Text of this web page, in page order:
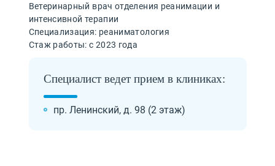
Ветеринарный врач отделения реанимации и
интенсивной терапии
Специализация: реаниматология
Стаж работы: с 2023 года
Специалист ведет прием в клиниках:
пр. Ленинский, д. 98 (2 этаж)